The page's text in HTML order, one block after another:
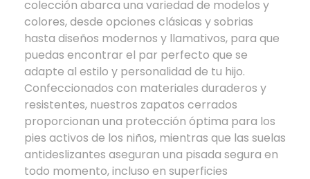
colección abarca una variedad de modelos y
colores, desde opciones clásicas y sobrias
hasta diseños modernos y llamativos, para que
puedas encontrar el par perfecto que se
adapte al estilo y personalidad de tu hijo.
Confeccionados con materiales duraderos y
resistentes, nuestros zapatos cerrados
proporcionan una protección óptima para los
pies activos de los niños, mientras que las suelas
antideslizantes aseguran una pisada segura en
todo momento, incluso en superficies